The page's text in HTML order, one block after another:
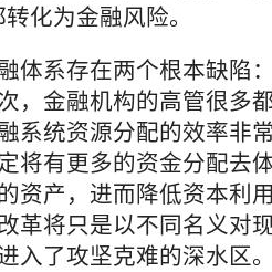
化为金融风险。
系存在两个根本缺陷
，金融机构的高管很多
系统资源分配的效率非
将有更多的资金分配去
资产，进而降低资本利
革将只是以不同名义对
入了攻坚克难的深水区